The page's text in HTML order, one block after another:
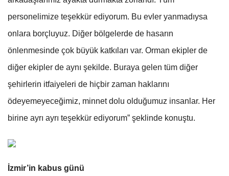
personelimize teşekkür ediyorum. Bu evler yanmadıysa
onlara borçluyuz. Diğer bölgelerde de hasarın
önlenmesinde çok büyük katkıları var. Orman ekipler de
diğer ekipler de aynı şekilde. Buraya gelen tüm diğer
şehirlerin itfaiyeleri de hiçbir zaman haklarını
ödeyemeyeceğimiz, minnet dolu olduğumuz insanlar. Her
birine ayrı ayrı teşekkür ediyorum” şeklinde konuştu.
İzmir’in kabus günü